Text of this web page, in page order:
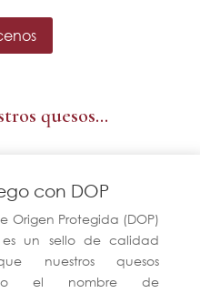
quesos…
con DOP
Origen Protegida (DOP)
es un sello de calidad
nuestros quesos
el nombre de